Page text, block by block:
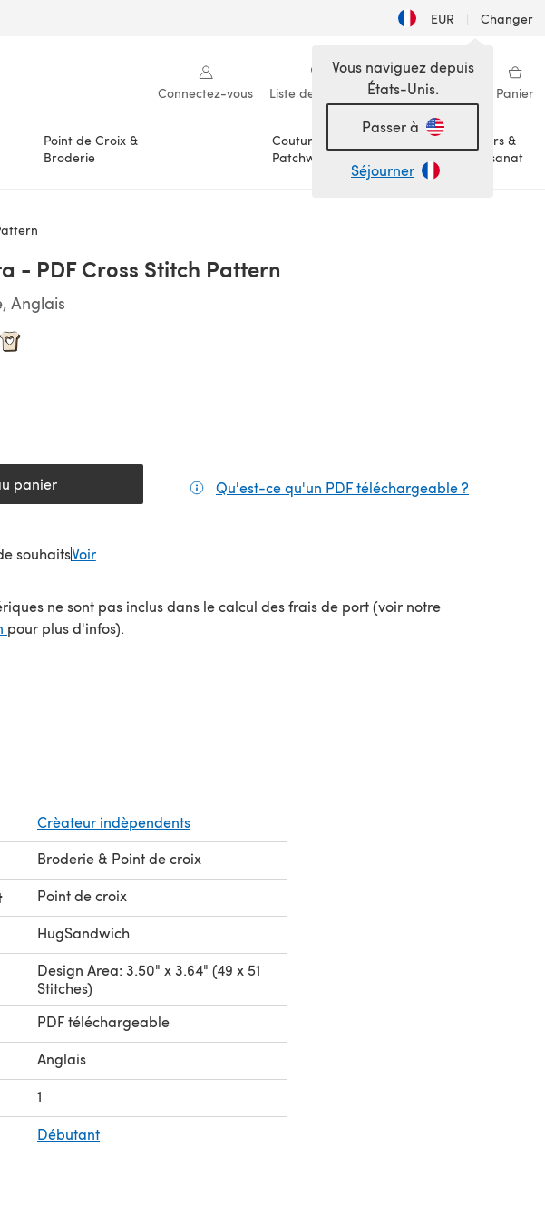
EUR | Changer
Connectez-vous Liste de souhaits Ma bibliothèque Panier
Point de Croix &
Broderie
Couture &
Patchwork
Loisirs &
Artisanat
Vous naviguez depuis
États-Unis.
Passer à
Séjourner
- PDF Cross Stitch Pattern
Anglais
panier Qu'est-ce qu'un PDF téléchargeable ?
souhaitsVoir
ne sont pas inclus dans le calcul des frais de port (voir notre
(s'ouvre dans un nouvel onglet)
pour plus d'infos).
Crèateur indèpendents
Broderie & Point de croix
Point de croix
HugSandwich
Design Area: 3.50" x 3.64" (49 x 51
Stitches)
PDF téléchargeable
Anglais
1
Débutant